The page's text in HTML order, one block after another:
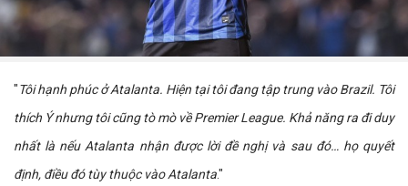
"Tôi hạnh phúc ở Atalanta. Hiện tại tôi đang tập trung vào Brazil. Tôi
thích Ý nhưng tôi cũng tò mò về Premier League. Khả năng ra đi duy
nhất là nếu Atalanta nhận được lời đề nghị và sau đó… họ quyết
định, điều đó tùy thuộc vào Atalanta."